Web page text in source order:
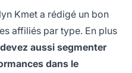
Kmet a rédigé un bon
affiliés par type. En plus
aussi segmenter
dans le